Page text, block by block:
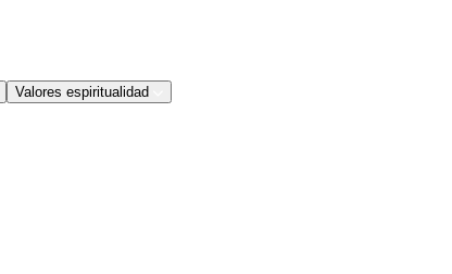
Valores espiritualidad